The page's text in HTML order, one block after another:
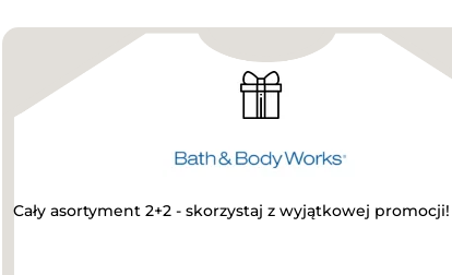
Cały asortyment 2+2 - skorzystaj z wyjątkowej promocji!